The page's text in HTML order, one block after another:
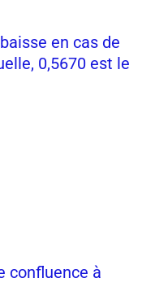
en cas de
0,5670 est le
confluence à